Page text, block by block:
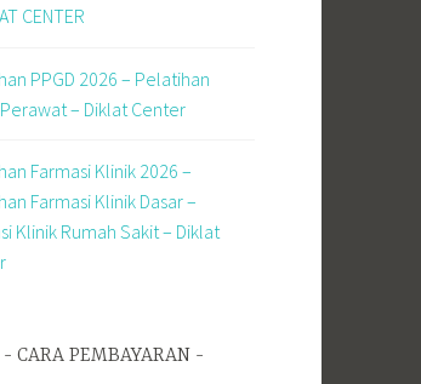
CENTER
PPGD 2026 – Pelatihan
Perawat – Diklat Center
Farmasi Klinik 2026 –
Farmasi Klinik Dasar –
Klinik Rumah Sakit – Diklat
CARA PEMBAYARAN